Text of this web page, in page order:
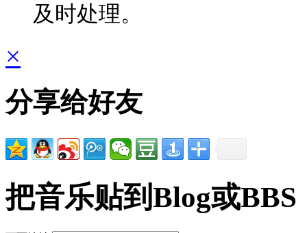
及时处理。
×
分享给好友
把音乐贴到Blog或BBS